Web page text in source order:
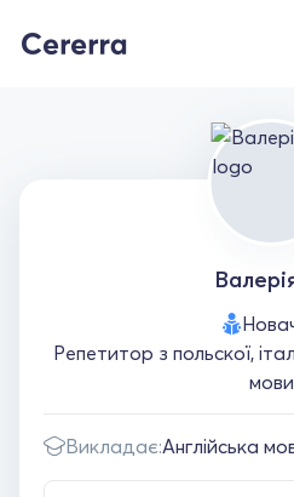
Репетитор з польскої,
мови
Викладає:Англійська